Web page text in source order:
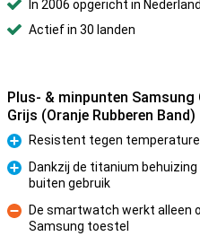
In 2006 opgericht in Nederland
Actief in 30 landen
Plus- & minpunten
Grijs (Oranje Rubberen Band)
Pluspunt
Resistent tegen
Pluspunt
Dankzij de titanium
buiten gebruik
Minpunt
De smartwatch werkt alleen
Samsung toestel